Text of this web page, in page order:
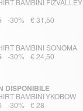
BAMBINI FIZVALLEY
-30% € 31,50
BAMBINI SONOMA
-30% € 24,50
BAMBINI YKOBOW
DISPONIBILE
-30% € 28